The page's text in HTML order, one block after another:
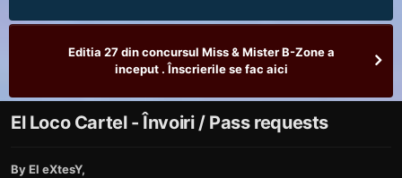
Editia 27 din concursul Miss & Mister B-Zone a
inceput . Înscrierile se fac aici
El Loco Cartel - Învoiri / Pass requests
ByEl eXtesY,